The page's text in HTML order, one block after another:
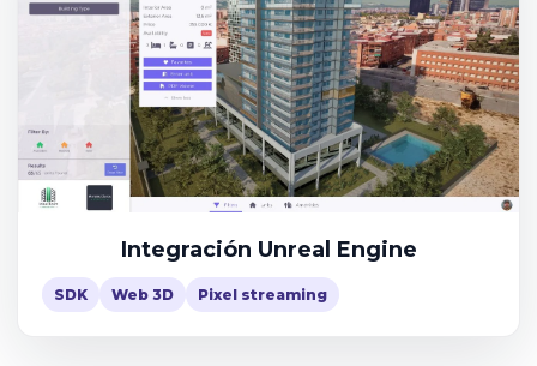
Integración Unreal Engine
SDK Web 3D Pixel streaming